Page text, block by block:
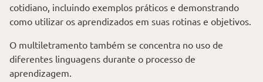
cotidiano, incluindo exemplos práticos e demonstrando
como utilizar os aprendizados em suas rotinas e objetivos.
O multiletramento também se concentra no uso de
diferentes linguagens durante o processo de
aprendizagem.